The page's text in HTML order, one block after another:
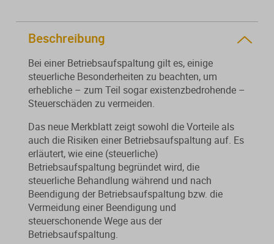
Beschreibung
Bei einer Betriebsaufspaltung gilt es, einige
steuerliche Besonderheiten zu beachten, um
erhebliche – zum Teil sogar existenzbedrohende –
Steuerschäden zu vermeiden.
Das neue Merkblatt zeigt sowohl die Vorteile als
auch die Risiken einer Betriebsaufspaltung auf. Es
erläutert, wie eine (steuerliche)
Betriebsaufspaltung begründet wird, die
steuerliche Behandlung während und nach
Beendigung der Betriebsaufspaltung bzw. die
Vermeidung einer Beendigung und
steuerschonende Wege aus der
Betriebsaufspaltung.